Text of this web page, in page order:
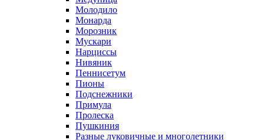
Молодило
Монарда
Морозник
Мускари
Нарциссы
Нивяник
Пеннисетум
Пионы
Подснежники
Примула
Пролеска
Пушкиния
Разные луковичные и многолетники